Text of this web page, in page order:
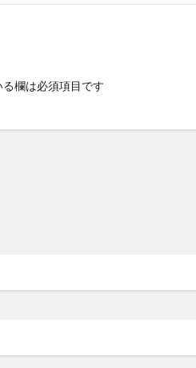
欄は必須項目です